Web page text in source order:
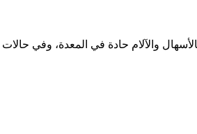
والآلام حادة في المعدة، وفي